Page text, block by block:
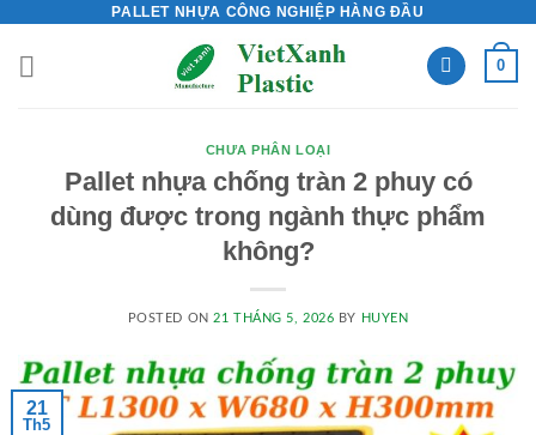
content
PALLET NHỰA CÔNG NGHIỆP HÀNG ĐẦU
0
CHƯA PHÂN LOẠI
Pallet nhựa chống tràn 2 phuy có
dùng được trong ngành thực phẩm
không?
POSTED ON21 THÁNG 5, 2026 BY HUYEN
21
Th5